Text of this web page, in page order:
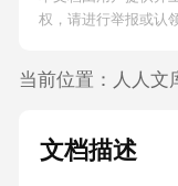
权，请进行举报或认
当前位置： 人人文
文档描述